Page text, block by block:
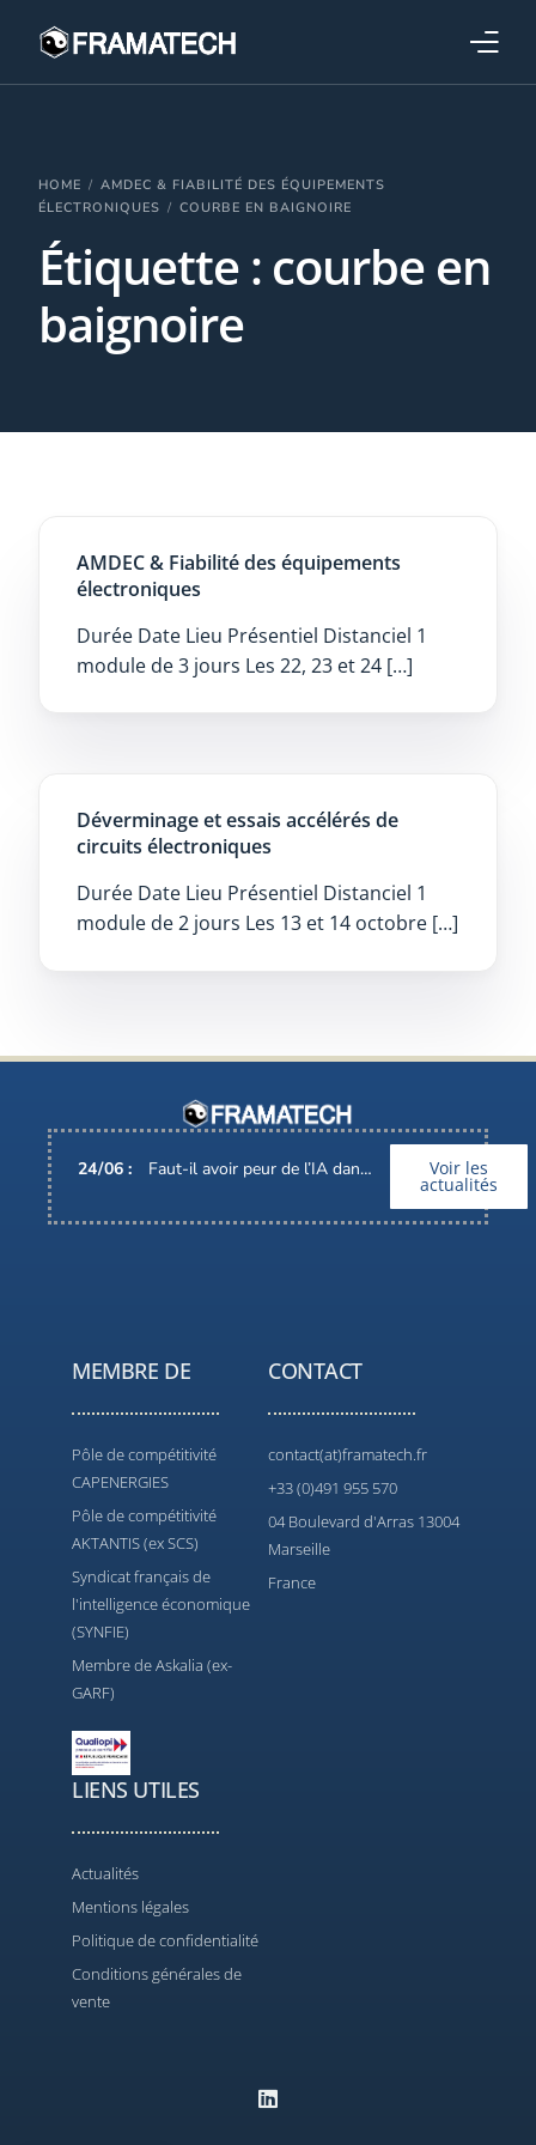
HOME
AMDEC & FIABILITÉ DES ÉQUIPEMENTS
ÉLECTRONIQUES
COURBE EN BAIGNOIRE
Étiquette : courbe en
baignoire
AMDEC & Fiabilité des équipements
électroniques
Durée Date Lieu Présentiel Distanciel 1
module de 3 jours Les 22, 23 et 24 […]
Déverminage et essais accélérés de
circuits électroniques
Durée Date Lieu Présentiel Distanciel 1
module de 2 jours Les 13 et 14 octobre […]
24/06 : Faut-il avoir peur de l’IA dans nos métiers ? Voir les
actualités
MEMBRE DE
Pôle de compétitivité
CAPENERGIES
Pôle de compétitivité
AKTANTIS (ex SCS)
Syndicat français de
l'intelligence économique
(SYNFIE)
Membre de Askalia (ex-
GARF)
CONTACT
contact(at)framatech.fr
+33 (0)491 955 570
04 Boulevard d'Arras 13004
Marseille
France
LIENS UTILES
Actualités
Mentions légales
Politique de confidentialité
Conditions générales de
vente
Formations
Performance électronique
Stratégies industrielles